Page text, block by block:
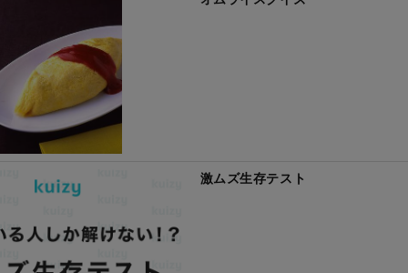
激ムズ生存テスト